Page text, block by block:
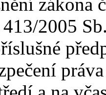
zákona
2005